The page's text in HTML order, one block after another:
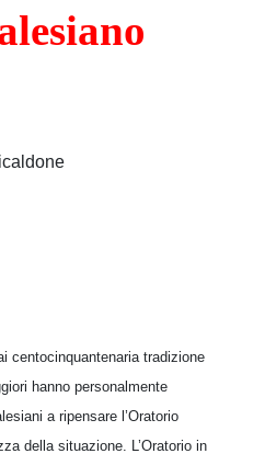
centocinquantenaria tradizione
hanno personalmente
a ripensare l’Oratorio
della situazione. L’Oratorio in